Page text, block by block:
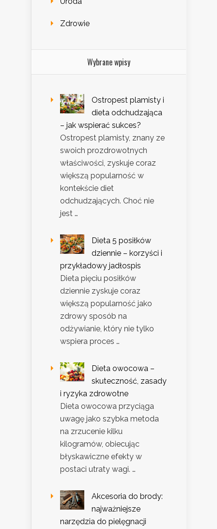
Zdrowie
Wybrane wpisy
Ostropest plamisty i
dieta odchudzająca
– jak wspierać sukces?
Ostropest plamisty, znany ze
swoich prozdrowotnych
właściwości, zyskuje coraz
większą popularność w
kontekście diet
odchudzających. Choć nie
jest …
Dieta 5 posiłków
dziennie – korzyści i
przykładowy jadłospis
Dieta pięciu posiłków
dziennie zyskuje coraz
większą popularność jako
zdrowy sposób na
odżywianie, który nie tylko
wspiera proces …
Dieta owocowa –
skuteczność, zasady
i ryzyka zdrowotne
Dieta owocowa przyciąga
uwagę jako szybka metoda
na zrzucenie kilku
kilogramów, obiecując
błyskawiczne efekty w
postaci utraty wagi. …
Akcesoria do brody:
najważniejsze
narzędzia do pielęgnacji